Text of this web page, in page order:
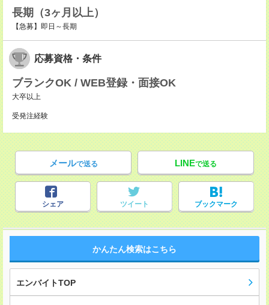
長期（3ヶ月以上）
【急募】即日～長期
応募資格・条件
ブランクOK / WEB登録・面接OK
大卒以上
受発注経験
メールで送る LINEで送る
シェア ツイート ブックマーク
かんたん検索はこちら
エンバイトTOP